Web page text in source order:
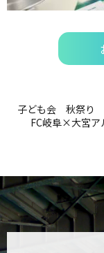
子ども会 秋祭り
FC岐阜×大宮ア